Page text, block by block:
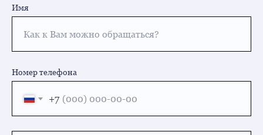
Имя
Как к Вам можно обращаться?
Номер телефона
+7